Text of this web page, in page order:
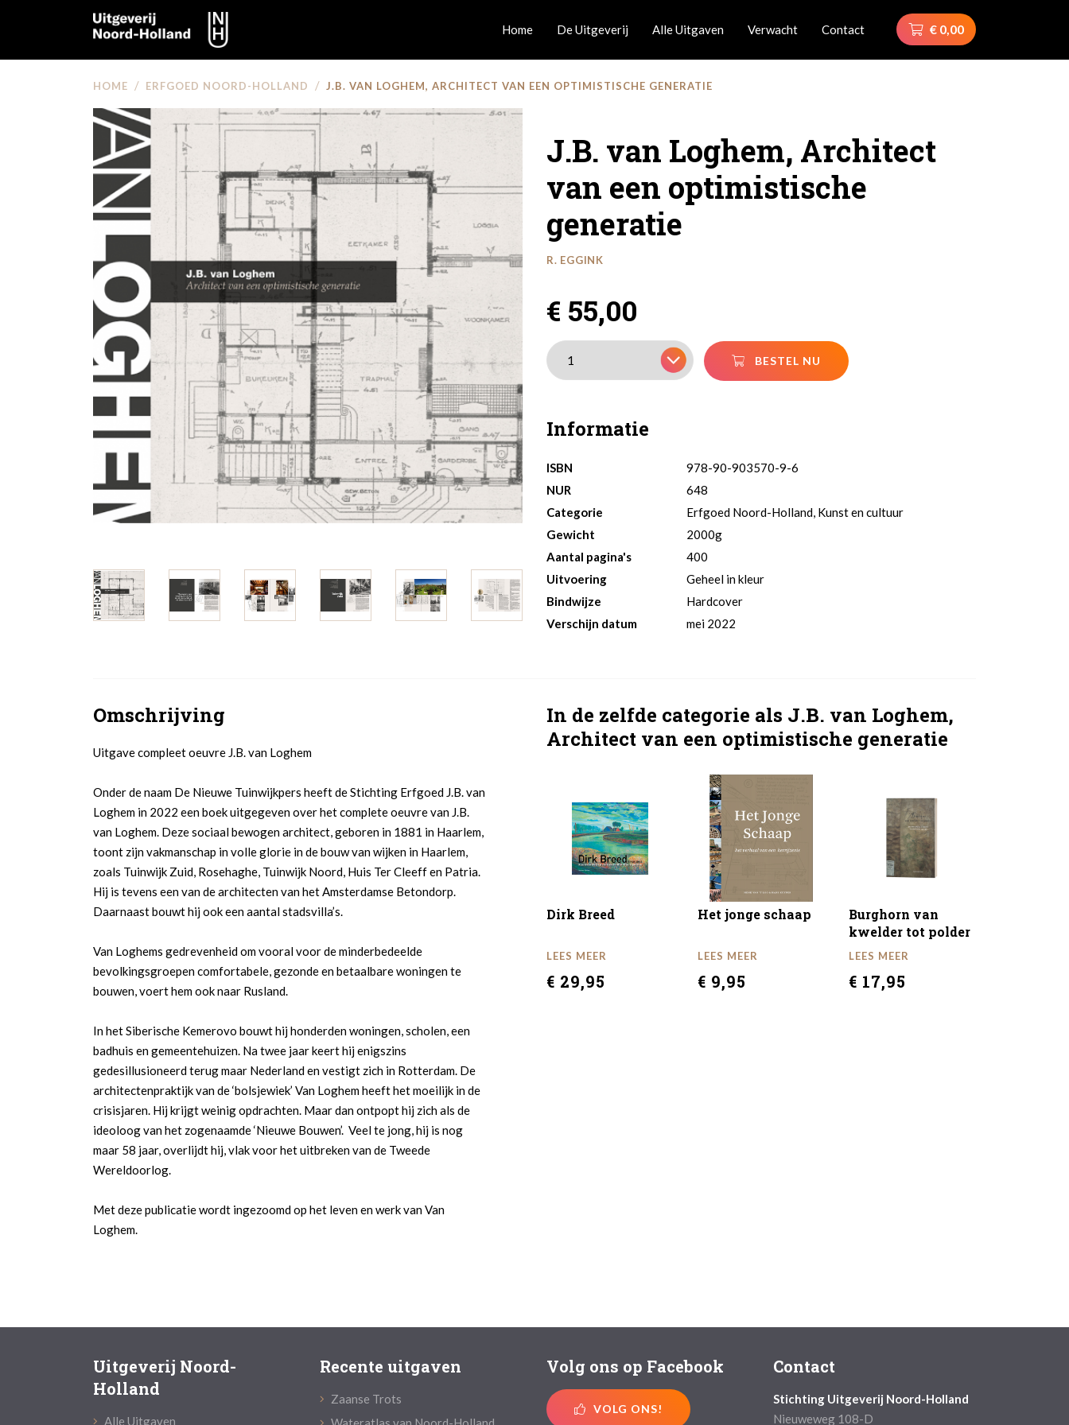
€ 0,00
Home De Uitgeverij Alle Uitgaven Verwacht Contact
HOME / ERFGOED NOORD-HOLLAND / J.B. VAN LOGHEM, ARCHITECT VAN EEN OPTIMISTISCHE GENERATIE
J.B. van Loghem, Architect
van een optimistische
generatie
R. EGGINK
€ 55,00
BESTEL NU
Informatie
ISBN
978-90-903570-9-6
NUR
648
Categorie
Erfgoed Noord-Holland, Kunst en cultuur
Gewicht
2000g
Aantal pagina's
400
Uitvoering
Geheel in kleur
Bindwijze
Hardcover
Verschijn datum
mei 2022
Omschrijving
Uitgave compleet oeuvre J.B. van Loghem
Onder de naam De Nieuwe Tuinwijkpers heeft de Stichting Erfgoed J.B. van
Loghem in 2022 een boek uitgegeven over het complete oeuvre van J.B.
van Loghem. Deze sociaal bewogen architect, geboren in 1881 in Haarlem,
toont zijn vakmanschap in volle glorie in de bouw van wijken in Haarlem,
zoals Tuinwijk Zuid, Rosehaghe, Tuinwijk Noord, Huis Ter Cleeff en Patria.
Hij is tevens een van de architecten van het Amsterdamse Betondorp.
Daarnaast bouwt hij ook een aantal stadsvilla’s.
Van Loghems gedrevenheid om vooral voor de minderbedeelde
bevolkingsgroepen comfortabele, gezonde en betaalbare woningen te
bouwen, voert hem ook naar Rusland.
In het Siberische Kemerovo bouwt hij honderden woningen, scholen, een
badhuis en gemeentehuizen. Na twee jaar keert hij enigszins
gedesillusioneerd terug maar Nederland en vestigt zich in Rotterdam. De
architectenpraktijk van de ‘bolsjewiek’ Van Loghem heeft het moeilijk in de
crisisjaren. Hij krijgt weinig opdrachten. Maar dan ontpopt hij zich als de
ideoloog van het zogenaamde ‘Nieuwe Bouwen’. Veel te jong, hij is nog
maar 58 jaar, overlijdt hij, vlak voor het uitbreken van de Tweede
Wereldoorlog.
Met deze publicatie wordt ingezoomd op het leven en werk van Van
Loghem.
In de zelfde categorie als J.B. van Loghem,
Architect van een optimistische generatie
Dirk Breed
LEES MEER
€ 29,95
Het jonge schaap
LEES MEER
€ 9,95
Burghorn van
kwelder tot polder
LEES MEER
€ 17,95
Uitgeverij Noord-
Holland
Alle Uitgaven
Recente uitgaven
Zaanse Trots
Volg ons op Facebook
VOLG ONS!
Contact
Stichting Uitgeverij Noord-Holland
Nieuweweg 108-D